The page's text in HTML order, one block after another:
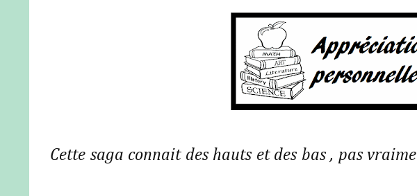
Cette saga connait des hauts et des bas , pas